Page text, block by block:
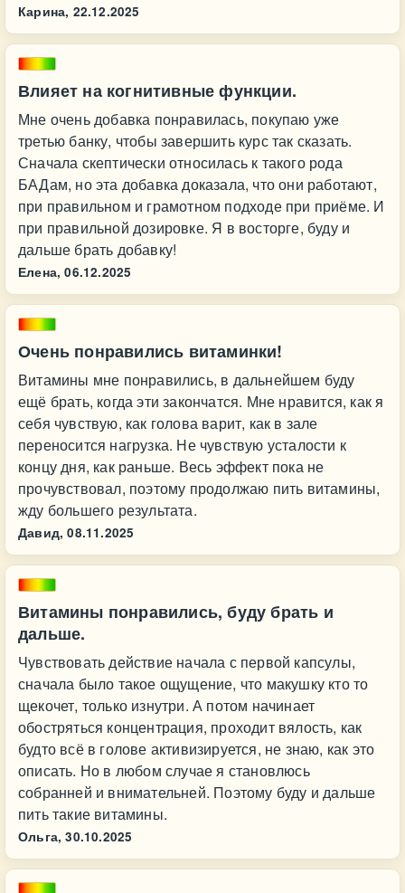
Карина, 22.12.2025
Влияет на когнитивные функции.
Мне очень добавка понравилась, покупаю уже
третью банку, чтобы завершить курс так сказать.
Сначала скептически относилась к такого рода
БАДам, но эта добавка доказала, что они работают,
при правильном и грамотном подходе при приёме. И
при правильной дозировке. Я в восторге, буду и
дальше брать добавку!
Елена, 06.12.2025
Очень понравились витаминки!
Витамины мне понравились, в дальнейшем буду
ещё брать, когда эти закончатся. Мне нравится, как я
себя чувствую, как голова варит, как в зале
переносится нагрузка. Не чувствую усталости к
концу дня, как раньше. Весь эффект пока не
прочувствовал, поэтому продолжаю пить витамины,
жду большего результата.
Давид, 08.11.2025
Витамины понравились, буду брать и
дальше.
Чувствовать действие начала с первой капсулы,
сначала было такое ощущение, что макушку кто то
щекочет, только изнутри. А потом начинает
обостряться концентрация, проходит вялость, как
будто всё в голове активизируется, не знаю, как это
описать. Но в любом случае я становлюсь
собранней и внимательней. Поэтому буду и дальше
пить такие витамины.
Ольга, 30.10.2025